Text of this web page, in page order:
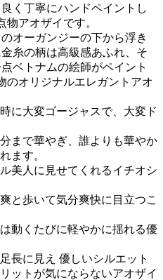
く丁寧にハンドペイントし
物アオザイです。
オーガンジーの下から浮き
金糸の柄は高級感あふれ、そ
ベトナムの絵師がペイント
のオリジナルエレガントアオ
に大変ゴージャスで、大変ド
まで華やぎ、誰よりも華やか
ます。
美人に見せてくれるイチオシ
と歩いて気分爽快に目立つこ
動くたびに軽やかに揺れる優
長に見え 優しいシルエット
ットが気にならないアオザイ